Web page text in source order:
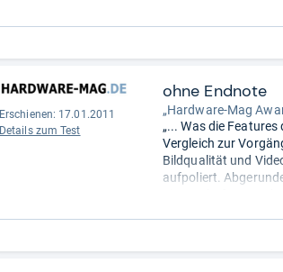
Erschienen: 17.01.2011
Details zum Test
ohne Endnote
„Hardware-Mag
„... Was die
Vergleich zur
Bildqualität und
aufpoliert.
Eigenschaften, so